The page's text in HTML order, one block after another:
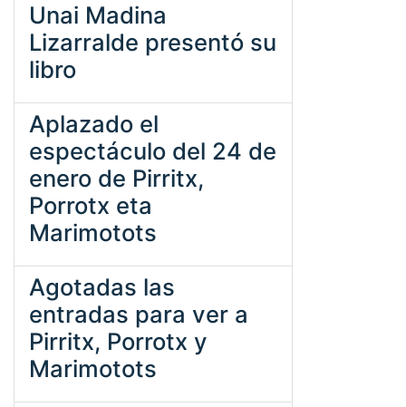
Unai Madina
Lizarralde presentó su
libro
Aplazado el
espectáculo del 24 de
enero de Pirritx,
Porrotx eta
Marimotots
Agotadas las
entradas para ver a
Pirritx, Porrotx y
Marimotots